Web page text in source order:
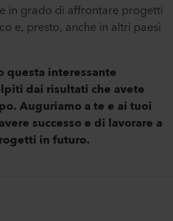
in grado di affrontare progetti
e, presto, anche in altri paesi
questa interessante
dai risultati che avete
Auguriamo a te e ai tuoi
successo e di lavorare a
in futuro.